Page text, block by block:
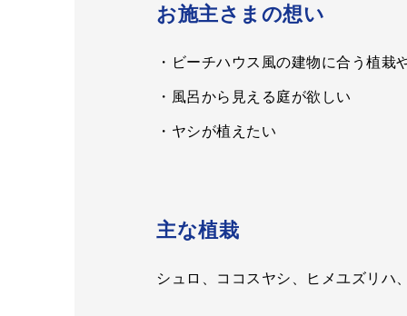
お施主さまの想い
・ビーチハウス風の建物に合う植栽
・風呂から見える庭が欲しい
・ヤシが植えたい
主な植栽
シュロ、ココスヤシ、ヒメユズリハ